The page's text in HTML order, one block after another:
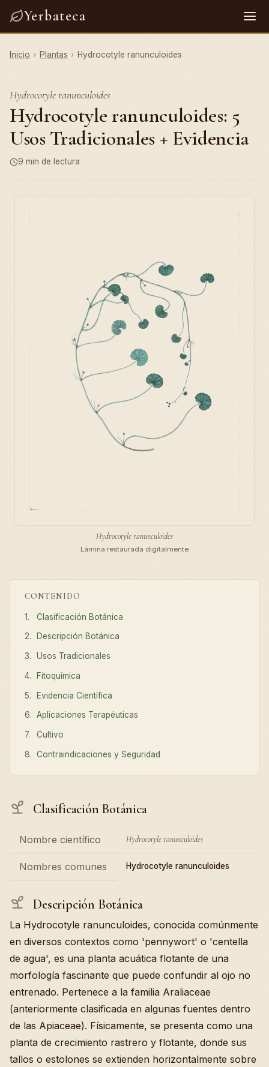
Yerbateca
Inicio › Plantas › Hydrocotyle ranunculoides
Hydrocotyle ranunculoides
Hydrocotyle ranunculoides: 5
Usos Tradicionales + Evidencia
9 min de lectura
CONTENIDO
Clasificación Botánica
Descripción Botánica
Usos Tradicionales
Fitoquímica
Evidencia Científica
Aplicaciones Terapéuticas
Cultivo
Contraindicaciones y Seguridad
Clasificación Botánica
Nombre científico Hydrocotyle ranunculoides
Nombres comunes Hydrocotyle ranunculoides
Descripción Botánica
La Hydrocotyle ranunculoides, conocida comúnmente
en diversos contextos como 'pennywort' o 'centella
de agua', es una planta acuática flotante de una
morfología fascinante que puede confundir al ojo no
entrenado. Pertenece a la familia Araliaceae
(anteriormente clasificada en algunas fuentes dentro
de las Apiaceae). Físicamente, se presenta como una
planta de crecimiento rastrero y flotante, donde sus
tallos o estolones se extienden horizontalmente sobre
Hydrocotyle ranunculoides
Lámina restaurada digitalmente